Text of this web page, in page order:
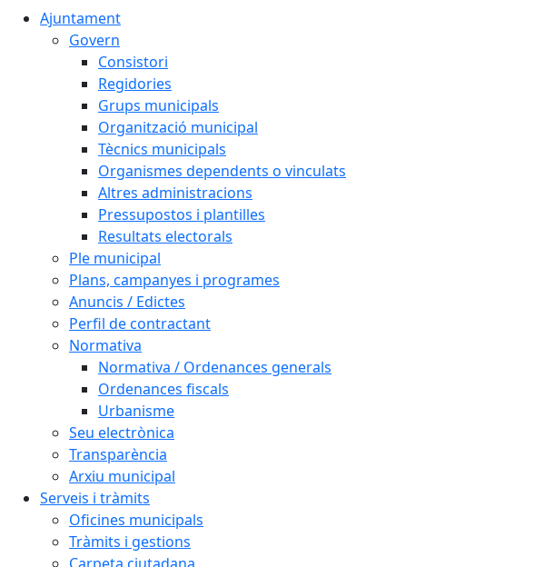
Ajuntament
Govern
Consistori
Regidories
Grups municipals
Organització municipal
Tècnics municipals
Organismes dependents o vinculats
Altres administracions
Pressupostos i plantilles
Resultats electorals
Ple municipal
Plans, campanyes i programes
Anuncis / Edictes
Perfil de contractant
Normativa
Normativa / Ordenances generals
Ordenances fiscals
Urbanisme
Seu electrònica
Transparència
Arxiu municipal
Serveis i tràmits
Oficines municipals
Tràmits i gestions